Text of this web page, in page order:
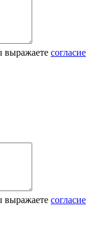
согласие
согласие